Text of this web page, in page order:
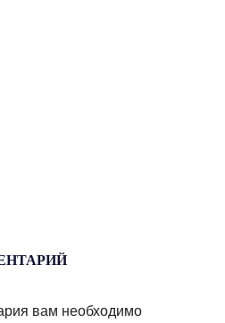
вам необходимо